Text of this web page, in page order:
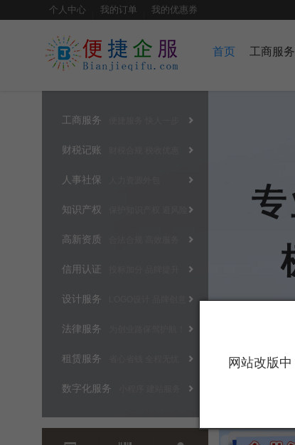
个人中心 我的订单 我的优惠券
首页 工商服务
banner05
工商服务
财税记账
人事社保
知识产权
高新资质
信用认证
设计服务
法律服务
租赁服务
数字化服务
网站改版中